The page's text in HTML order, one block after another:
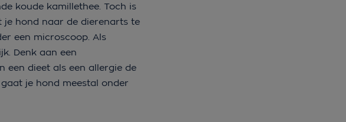
koude kamillethee. Toch is
hond naar de dierenarts te
een microscoop. Als
Denk aan een
dieet als een allergie de
je hond meestal onder